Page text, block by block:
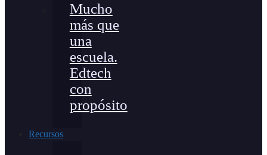
Mucho
más que
una
escuela.
Edtech
con
propósito
Recursos